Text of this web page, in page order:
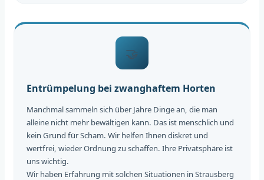
🤝
Entrümpelung bei zwanghaftem Horten
Manchmal sammeln sich über Jahre Dinge an, die man
alleine nicht mehr bewältigen kann. Das ist menschlich und
kein Grund für Scham. Wir helfen Ihnen diskret und
wertfrei, wieder Ordnung zu schaffen. Ihre Privatsphäre ist
uns wichtig.
Wir haben Erfahrung mit solchen Situationen in Strausberg